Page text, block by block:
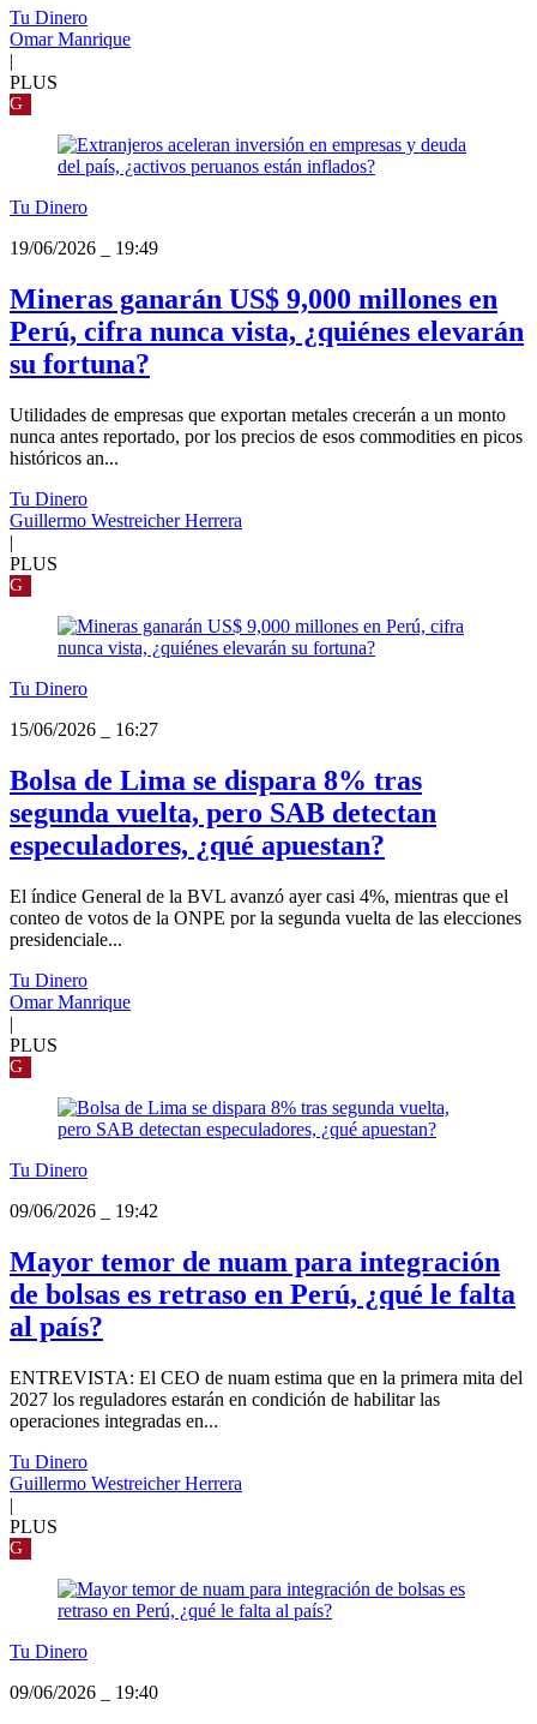
Tu Dinero
Omar Manrique
|
PLUS
G
Tu Dinero
19/06/2026
19:49
Mineras ganarán US$ 9,000 millones en
Perú, cifra nunca vista, ¿quiénes elevarán
su fortuna?
Utilidades de empresas que exportan metales crecerán a un monto
nunca antes reportado, por los precios de esos commodities en picos
históricos an...
Tu Dinero
Guillermo Westreicher Herrera
|
PLUS
G
Tu Dinero
15/06/2026
16:27
Bolsa de Lima se dispara 8% tras
segunda vuelta, pero SAB detectan
especuladores, ¿qué apuestan?
El índice General de la BVL avanzó ayer casi 4%, mientras que el
conteo de votos de la ONPE por la segunda vuelta de las elecciones
presidenciale...
Tu Dinero
Omar Manrique
|
PLUS
G
Tu Dinero
09/06/2026
19:42
Mayor temor de nuam para integración
de bolsas es retraso en Perú, ¿qué le falta
al país?
ENTREVISTA: El CEO de nuam estima que en la primera mita del
2027 los reguladores estarán en condición de habilitar las
operaciones integradas en...
Tu Dinero
Guillermo Westreicher Herrera
|
PLUS
G
Tu Dinero
09/06/2026
19:40